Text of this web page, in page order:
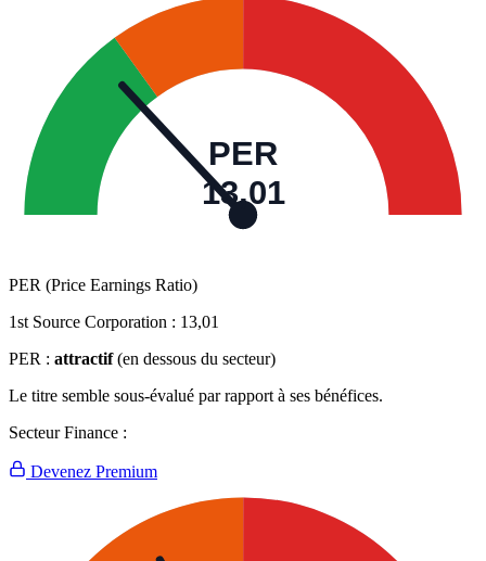
PER
13,01
PER (Price Earnings Ratio)
1st Source Corporation : 13,01
PER : attractif (en dessous du secteur)
Le titre semble sous-évalué par rapport à ses bénéfices.
Secteur Finance :
Devenez Premium